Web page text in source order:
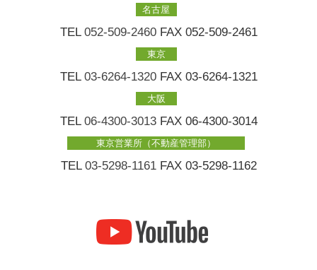
名古屋
TEL 052-509-2460FAX 052-509-2461
東京
TEL 03-6264-1320FAX 03-6264-1321
大阪
TEL 06-4300-3013FAX 06-4300-3014
東京営業所（不動産管理部）
TEL 03-5298-1161FAX 03-5298-1162